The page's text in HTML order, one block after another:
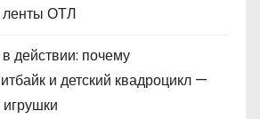
ленты ОТЛ
действии: почему
и детский квадроцикл —